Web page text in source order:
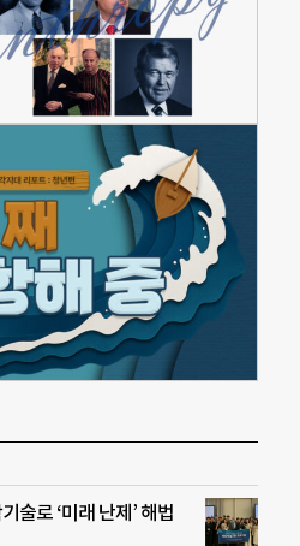
술로 ‘미래 난제’ 해법